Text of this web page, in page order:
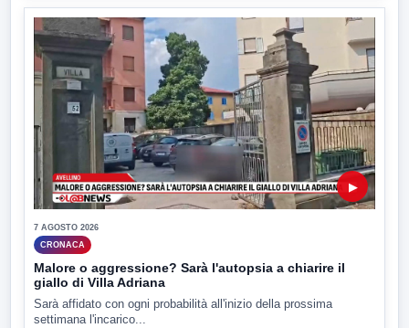
▶
7 AGOSTO 2026
CRONACA
Malore o aggressione? Sarà l'autopsia a chiarire il
giallo di Villa Adriana
Sarà affidato con ogni probabilità all'inizio della prossima
settimana l'incarico...